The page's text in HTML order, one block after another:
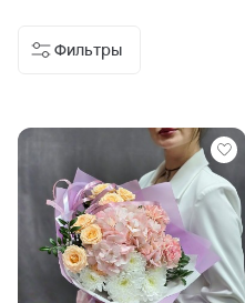
Фильтры